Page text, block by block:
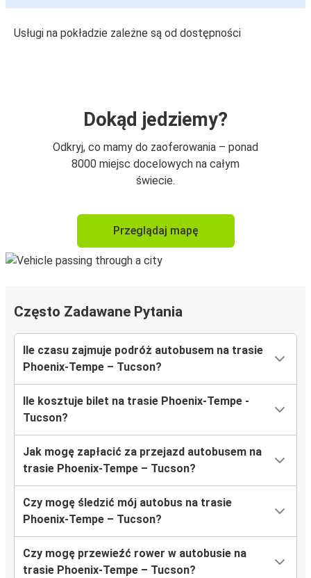
Usługi na pokładzie zależne są od dostępności
Dokąd jedziemy?
Odkryj, co mamy do zaoferowania – ponad
8000 miejsc docelowych na całym
świecie.
Przeglądaj mapę
Często Zadawane Pytania
Ile czasu zajmuje podróż autobusem na trasie
Phoenix-Tempe – Tucson?
Ile kosztuje bilet na trasie Phoenix-Tempe -
Tucson?
Jak mogę zapłacić za przejazd autobusem na
trasie Phoenix-Tempe – Tucson?
Czy mogę śledzić mój autobus na trasie
Phoenix-Tempe – Tucson?
Czy mogę przewieźć rower w autobusie na
trasie Phoenix-Tempe – Tucson?